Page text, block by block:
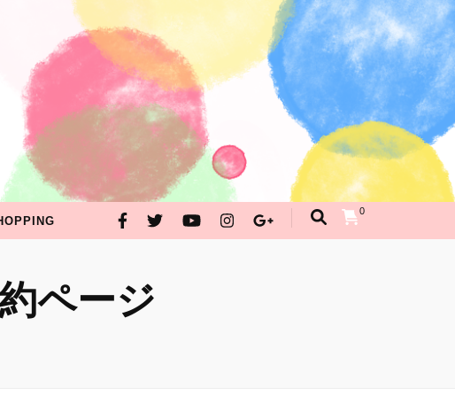
0
まんが・イラストお問合せ PRAKRITI SHOPPING
ページ